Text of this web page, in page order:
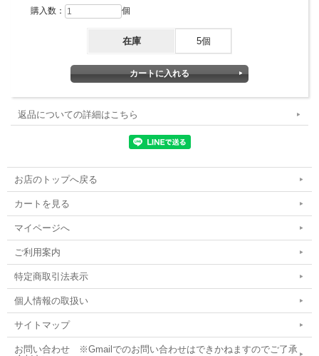
購入数： 個
在庫 5個
返品についての詳細はこちら
お店のトップへ戻る
カートを見る
マイページへ
ご利用案内
特定商取引法表示
個人情報の取扱い
サイトマップ
お問い合わせ ※Gmailでのお問い合わせはできかねますのでご了承